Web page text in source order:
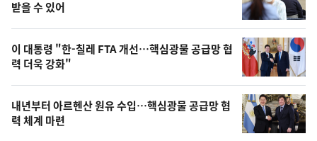
상
오
늘
의
사
받을 수 있어
이 대통령 "한-칠레 FTA 개선…핵심광물 공급망 협
력 더욱 강화"
내년부터 아르헨산 원유 수입…핵심광물 공급망 협
력 체계 마련